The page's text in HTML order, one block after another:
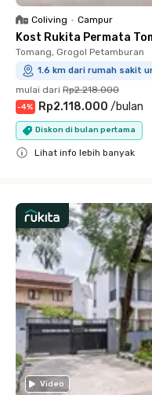
Coliving • Campur
Kost Rukita Permata
Tomang, Grogol Petamburan
1.6 km dari rumah sakit
mulai dari Rp2.218.000
-4% Rp2.118.000 /bulan
Diskon di bulan pertama
Lihat info lebih banyak
Video